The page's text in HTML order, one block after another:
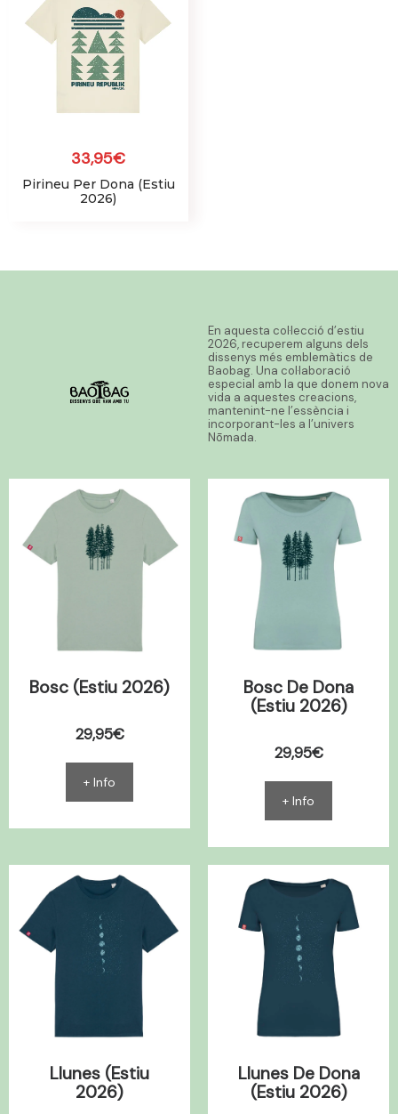
33,95€
Pirineu Per Dona (Estiu
2026)
En aquesta col·lecció d’estiu
2026, recuperem alguns dels
dissenys més emblemàtics de
Baobag. Una col·laboració
especial amb la que donem nova
vida a aquestes creacions,
mantenint-ne l’essència i
incorporant-les a l’univers
Nōmada.
Bosc (Estiu 2026)
29,95€
+ Info
Bosc De Dona
(Estiu 2026)
29,95€
+ Info
Llunes (Estiu
2026)
Llunes De Dona
(Estiu 2026)